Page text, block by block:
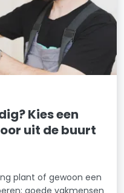
Kies een
uit de buurt
plant of gewoon een